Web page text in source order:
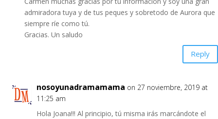
admiradora tuya y de tus peques y sobretodo de Aurora que
siempre ríe como tú.
Gracias. Un saludo
Reply
nosoyunadramamama on 27 noviembre, 2019 at
11:25 am
Hola Joana!!! Al principio, tú misma irás marcándote el